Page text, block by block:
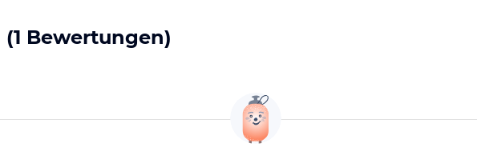
(1 Bewertungen)